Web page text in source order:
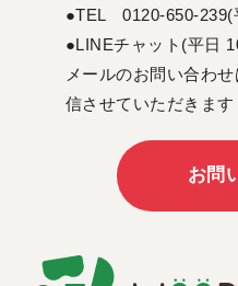
●TEL 0120-650-239(
●LINEチャット(平日
メールのお問い合わ
信させていただきます
お問